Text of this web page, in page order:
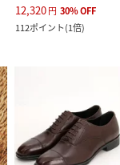
12,320円 30%OFF
112ポイント(1倍)